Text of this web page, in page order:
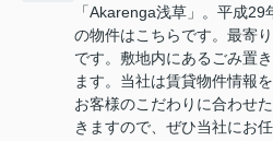
「Akarenga浅草」。平成
の物件はこちらです。最寄
です。敷地内にあるごみ置
ます。当社は賃貸物件情報
お客様のこだわりに合わせ
きますので、ぜひ当社にお任